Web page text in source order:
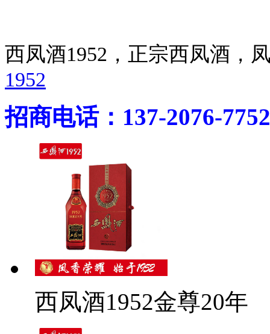
西凤酒1952，正宗西凤酒
1952
招商电话：137-2076-7752
西凤酒1952金尊20年